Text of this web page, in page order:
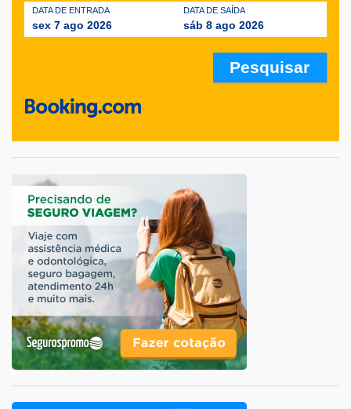
DATA DE ENTRADA
sex 7 ago 2026
DATA DE SAÍDA
sáb 8 ago 2026